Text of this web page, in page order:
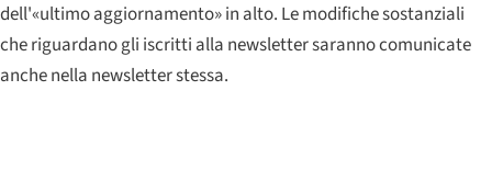
dell'«ultimo aggiornamento» in alto. Le modifiche sostanziali
che riguardano gli iscritti alla newsletter saranno comunicate
anche nella newsletter stessa.